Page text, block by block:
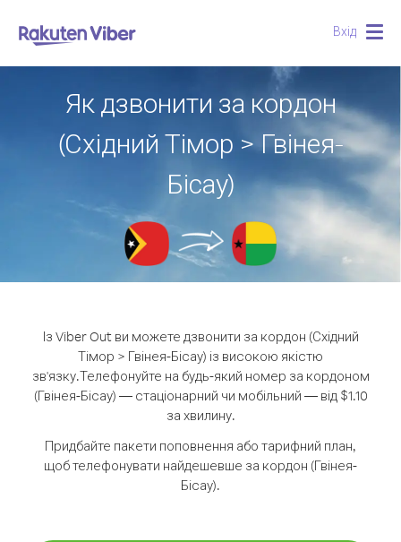
Вхід
Як дзвонити за кордон
(Східний Тімор > Гвінея-
Бісау)
Із Viber Out ви можете дзвонити за кордон (Східний
Тімор > Гвінея-Бісау) із високою якістю
зв'язку.Телефонуйте на будь-який номер за кордоном
(Гвінея-Бісау) — стаціонарний чи мобільний — від $1.10
за хвилину.
Придбайте пакети поповнення або тарифний план,
щоб телефонувати найдешевше за кордон (Гвінея-
Бісау).